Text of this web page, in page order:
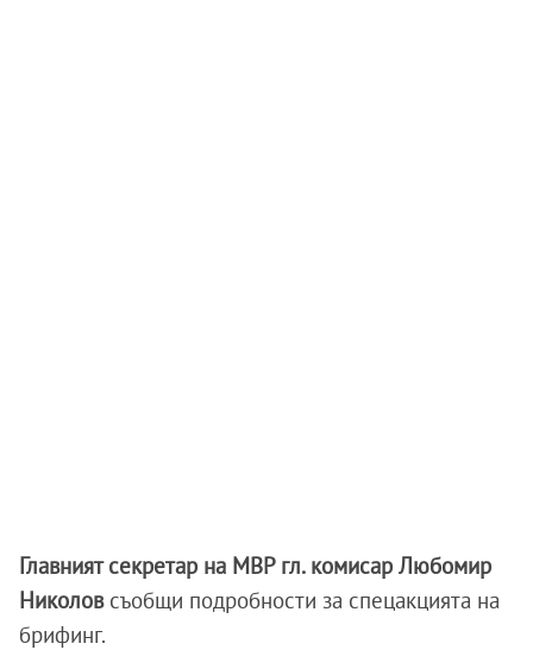
Главният секретар на МВР гл. комисар Любомир
Николовсъобщи подробности за спецакцията на
брифинг.